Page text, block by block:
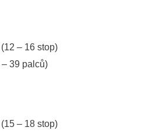
– 16 stop)
39 palců)
– 18 stop)